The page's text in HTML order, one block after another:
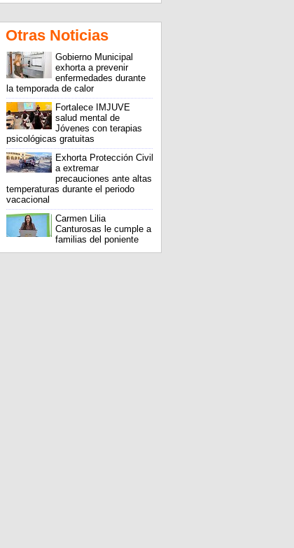
Otras Noticias
Gobierno Municipal
exhorta a prevenir
enfermedades durante
la temporada de calor
Fortalece IMJUVE
salud mental de
Jóvenes con terapias
psicológicas gratuitas
Exhorta Protección Civil
a extremar
precauciones ante altas
temperaturas durante el periodo
vacacional
Carmen Lilia
Canturosas le cumple a
familias del poniente